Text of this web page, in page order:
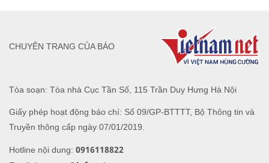
Tòa soạn: Tòa nhà Cục Tần Số, 115 Trần Duy Hưng Hà Nội
Giấy phép hoạt động báo chí: Số 09/GP-BTTTT, Bộ Thông tin và
Truyền thông cấp ngày 07/01/2019.
Hotline nội dung: 0916118822
CHUYÊN TRANG CỦA BÁO